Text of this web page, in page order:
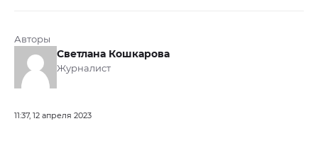
Авторы
Светлана Кошкарова
Журналист
11:37, 12 апреля 2023